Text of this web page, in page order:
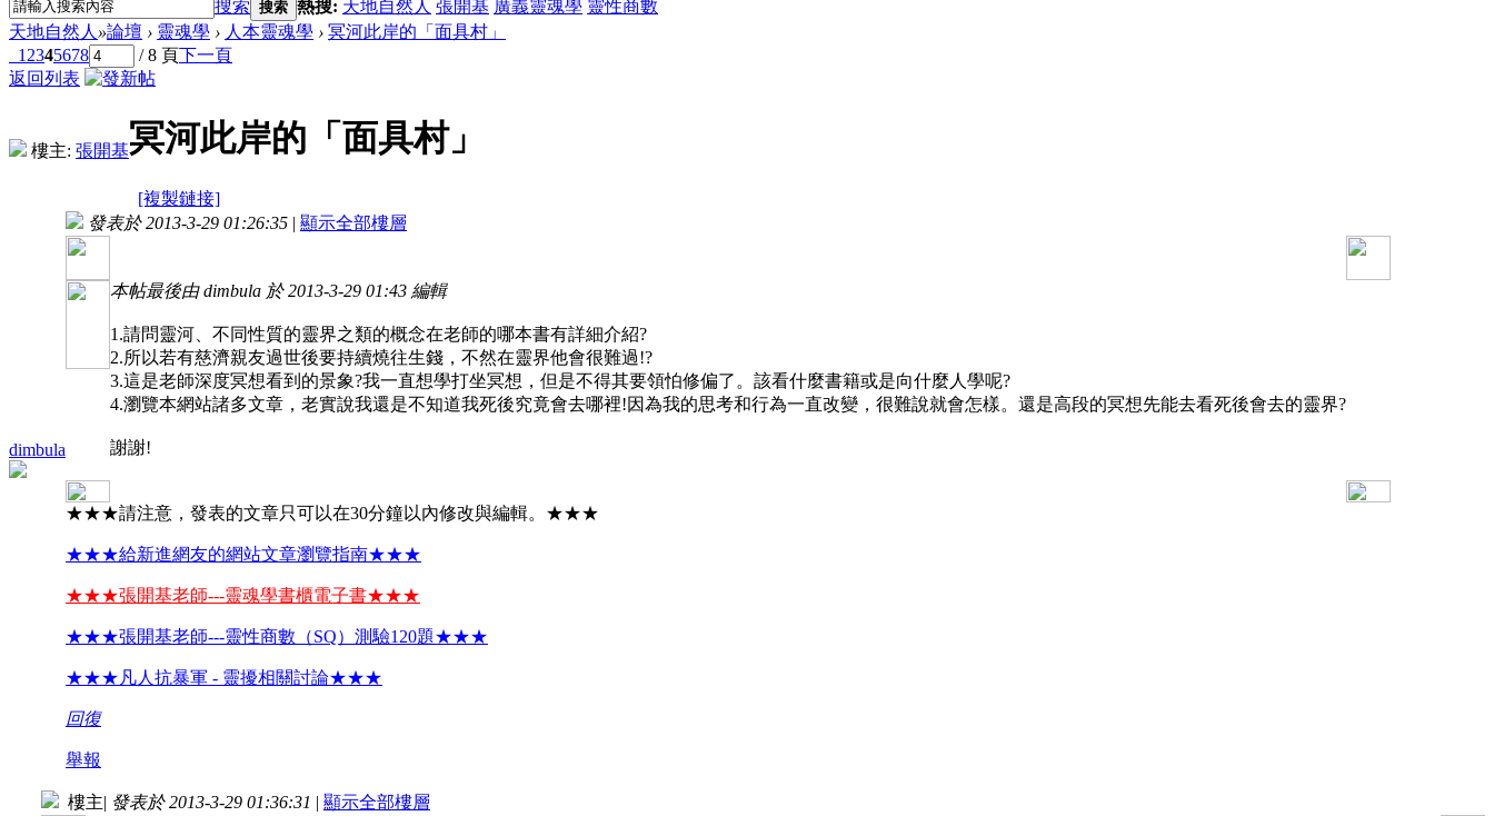
搜索 搜索 熱搜: 天地自然人 張開基 廣義靈魂學 靈性商數
天地自然人 »論壇 › 靈魂學 › 人本靈魂學 › 冥河此岸的「面具村」
1 2345678 / 8 頁下一頁
返回列表
樓主: 張開基冥河此岸的「面具村」
[複製鏈接]
dimbula
發表於 2013-3-29 01:26:35 | 顯示全部樓層
本帖最後由 dimbula 於 2013-3-29 01:43 編輯
1.請問靈河、不同性質的靈界之類的概念在老師的哪本書有詳細介紹?
2.所以若有慈濟親友過世後要持續燒往生錢，不然在靈界他會很難過!?
3.這是老師深度冥想看到的景象?我一直想學打坐冥想，但是不得其要領怕修偏了。該看什麼書籍或是向什麼人學呢?
4.瀏覽本網站諸多文章，老實說我還是不知道我死後究竟會去哪裡!因為我的思考和行為一直改變，很難說就會怎樣。還是高段的冥想先能去看死後會去的靈界?
謝謝!
★★★請注意，發表的文章只可以在30分鐘以內修改與編輯。★★★
★★★給新進網友的網站文章瀏覽指南★★★
★★★張開基老師---靈魂學書櫃電子書★★★
★★★張開基老師---靈性商數（SQ）測驗120題★★★
★★★凡人抗暴軍 - 靈擾相關討論★★★
回復
舉報
樓主| 發表於 2013-3-29 01:36:31 | 顯示全部樓層